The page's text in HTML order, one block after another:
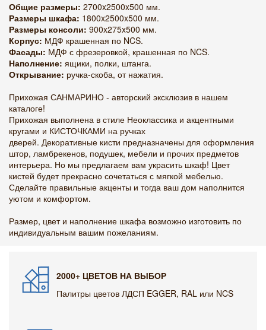
Общие размеры: 2700x2500x500 мм.
Размеры шкафа: 1800x2500x500 мм.
Размеры консоли: 900x275x500 мм.
Корпус: МДФ крашенная по NCS.
Фасады: МДФ с фрезеровкой, крашенная по NCS.
Наполнение: ящики, полки, штанга.
Открывание: ручка-скоба, от нажатия.
Прихожая САНМАРИНО - авторский эксклюзив в нашем
каталоге!
Прихожая выполнена в стиле Неоклассика и акцентными
кругами и КИСТОЧКАМИ на ручках
дверей. Декоративные кисти предназначены для оформления
штор, ламбрекенов, подушек, мебели и прочих предметов
интерьера. Но мы предлагаем вам украсить шкаф! Цвет
кистей будет прекрасно сочетаться с мягкой мебелью.
Сделайте правильные акценты и тогда ваш дом наполнится
уютом и комфортом.
Размер, цвет и наполнение шкафа возможно изготовить по
индивидуальным вашим пожеланиям.
2000+ ЦВЕТОВ НА ВЫБОР
Палитры цветов ЛДСП EGGER, RAL или NCS